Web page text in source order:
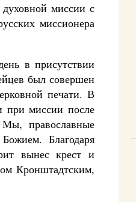
миссии с
миссионера
в присутствии
был совершен
печати. В
при миссии после
православные
Благодаря
вынес крест и
Кронштадтским,